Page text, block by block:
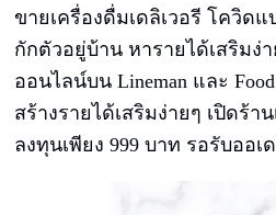
ขายเครื่องดื่มเดลิเวอรี โควิดแ
กักตัวอยู่บ้าน หารายได้เสริมง่
ออนไลน์บน Lineman และ Food
สร้างรายได้เสริมง่ายๆ เปิดร้า
ลงทุนเพียง 999 บาท รอรับออเ